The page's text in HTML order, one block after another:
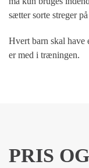
sætter sorte streger
Hvert barn skal
er med i træningen.
PRIS